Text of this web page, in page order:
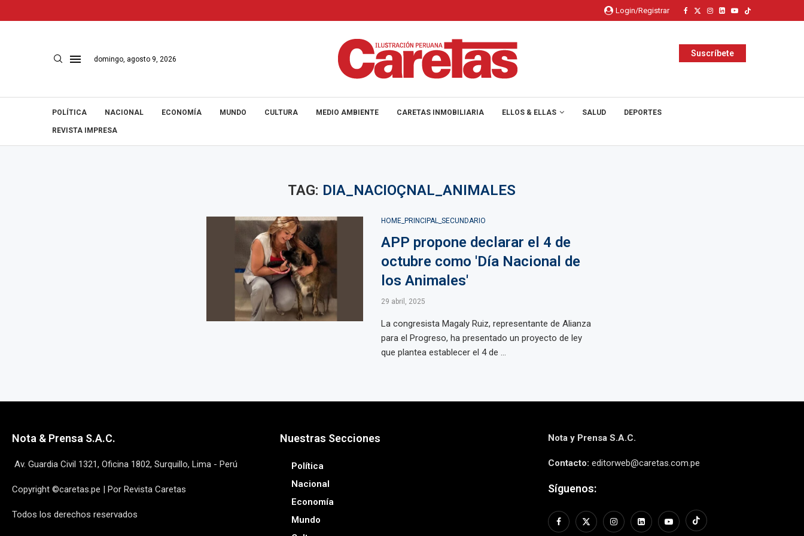
Login/Registrar
domingo, agosto 9, 2026
Suscríbete
POLÍTICA NACIONAL ECONOMÍA MUNDO CULTURA MEDIO AMBIENTE CARETAS INMOBILIARIA ELLOS & ELLAS SALUD DEPORTES
REVISTA IMPRESA
TAG: DIA_NACIOÇNAL_ANIMALES
HOME_PRINCIPAL_SECUNDARIO
APP propone declarar el 4 de
octubre como 'Día Nacional de
los Animales'
29 abril, 2025
La congresista Magaly Ruiz, representante de Alianza
para el Progreso, ha presentado un proyecto de ley
que plantea establecer el 4 de ...
Nota & Prensa S.A.C.
Av. Guardia Civil 1321, Oficina 1802, Surquillo, Lima - Perú
Copyright ©caretas.pe | Por Revista Caretas
Todos los derechos reservados
Nuestras Secciones
Política
Nacional
Economía
Mundo
Nota y Prensa S.A.C.
Contacto: editorweb@caretas.com.pe
Síguenos: